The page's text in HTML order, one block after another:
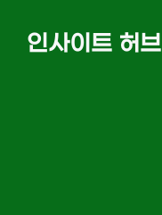
인사이트 허브